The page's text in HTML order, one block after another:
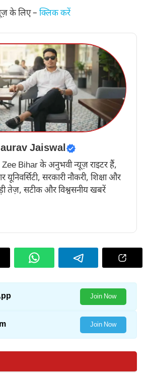
के लिए – क्लिक करें
Jaiswal
Bihar के अनुभवी न्यूज़ राइटर हैं,
यूनिवर्सिटी, सरकारी नौकरी, शिक्षा और
तेज़, सटीक और विश्वसनीय खबरें
Join Now
Join Now